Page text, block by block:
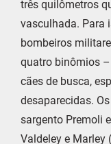
três quilômetros
vasculhada. Para
bombeiros
quatro binômios
cães de busca,
desaparecidas.
sargento Premoli
Valdeley e Marley